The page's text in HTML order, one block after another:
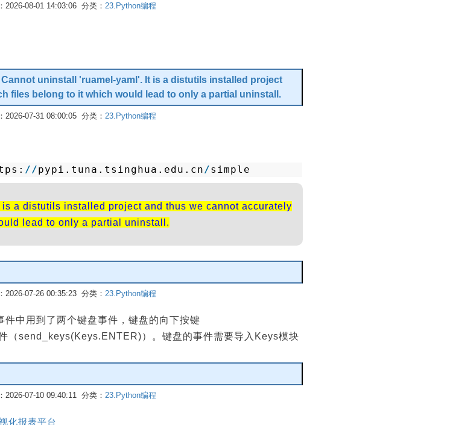
08-01 14:03:06 分类： 23.Python编程
uninstall 'ruamel-yaml'. It is a distutils installed project
files belong to it which would lead to only a partial uninstall.
07-31 08:00:05 分类： 23.Python编程
//pypi.tuna.tsinghua.edu.cn/simple
a distutils installed project and thus we cannot accurately
lead to only a partial uninstall.
07-26 00:35:23 分类： 23.Python编程
中用到了两个键盘事件，键盘的向下按键
（send_keys(Keys.ENTER)）。键盘的事件需要导入Keys模块
07-10 09:40:11 分类： 23.Python编程
化报表平台